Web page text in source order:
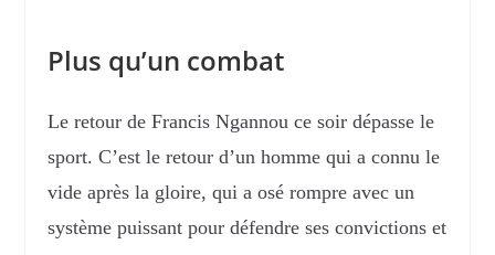
Plus qu’un combat
Le retour de Francis Ngannou ce soir dépasse le
sport. C’est le retour d’un homme qui a connu le
vide après la gloire, qui a osé rompre avec un
système puissant pour défendre ses convictions et